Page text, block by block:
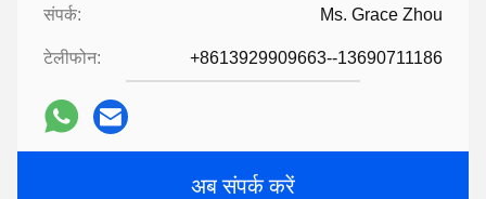
संपर्क: Ms. Grace Zhou
टेलीफोन: +8613929909663--13690711186
अब संपर्क करें